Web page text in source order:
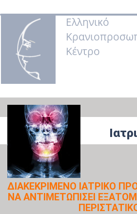
Ελληνικό
Κέντρο
ΔΙΑΚΕΚΡΙΜΕΝΟ ΙΑΤΡΙΚΟ
ΝΑ ΑΝΤΙΜΕΤΩΠΙΣΕΙ